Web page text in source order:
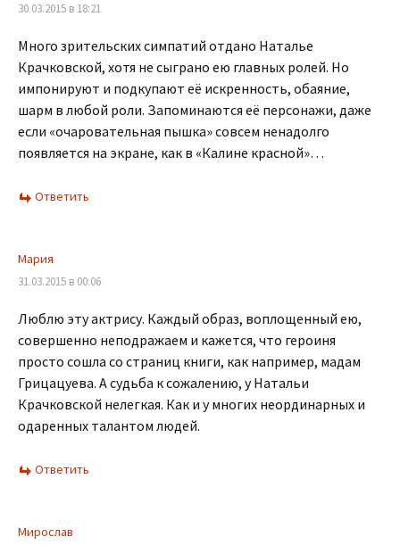
30.03.2015 в 18:21
Много зрительских симпатий отдано Наталье
Крачковской, хотя не сыграно ею главных ролей. Но
импонируют и подкупают её искренность, обаяние,
шарм в любой роли. Запоминаются её персонажи, даже
если «очаровательная пышка» совсем ненадолго
появляется на экране, как в «Калине красной»…
Ответить
Мария
31.03.2015 в 00:06
Люблю эту актрису. Каждый образ, воплощенный ею,
совершенно неподражаем и кажется, что героиня
просто сошла со страниц книги, как например, мадам
Грицацуева. А судьба к сожалению, у Натальи
Крачковской нелегкая. Как и у многих неординарных и
одаренных талантом людей.
Ответить
Мирослав